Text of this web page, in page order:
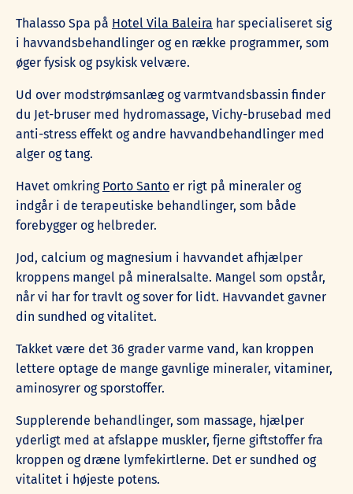
Thalasso Spa på Hotel Vila Baleira har specialiseret sig
i havvandsbehandlinger og en række programmer, som
øger fysisk og psykisk velvære.
Ud over modstrømsanlæg og varmtvandsbassin finder
du Jet-bruser med hydromassage, Vichy-brusebad med
anti-stress effekt og andre havvandbehandlinger med
alger og tang.
Havet omkring Porto Santo er rigt på mineraler og
indgår i de terapeutiske behandlinger, som både
forebygger og helbreder.
Jod, calcium og magnesium i havvandet afhjælper
kroppens mangel på mineralsalte. Mangel som opstår,
når vi har for travlt og sover for lidt. Havvandet gavner
din sundhed og vitalitet.
Takket være det 36 grader varme vand, kan kroppen
lettere optage de mange gavnlige mineraler, vitaminer,
aminosyrer og sporstoffer.
Supplerende behandlinger, som massage, hjælper
yderligt med at afslappe muskler, fjerne giftstoffer fra
kroppen og dræne lymfekirtlerne. Det er sundhed og
vitalitet i højeste potens.